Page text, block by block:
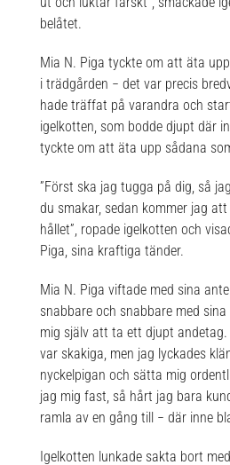
belåtet.
Mia N. Piga tyckte om att äta
i trädgården − det var precis
hade träffat på varandra och
igelkotten, som bodde djupt där
tyckte om att äta upp sådana
”Först ska jag tugga på dig, så
du smakar, sedan kommer jag
hållet”, ropade igelkotten och
Piga, sina kraftiga tänder.
Mia N. Piga viftade med sina
snabbare och snabbare med
mig själv att ta ett djupt
var skakiga, men jag lyckades
nyckelpigan och sätta mig
jag mig fast, så hårt jag bara
ramla av en gång till − där inne
Igelkotten lunkade sakta bort